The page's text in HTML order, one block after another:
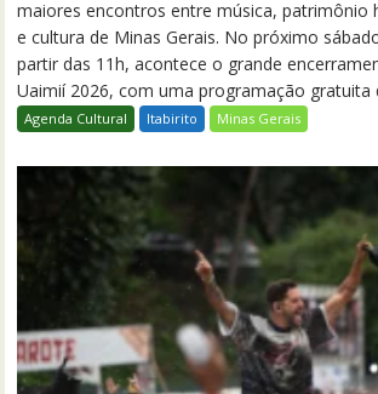
maiores encontros entre música, patrimônio
e cultura de Minas Gerais. No próximo
partir das 11h, acontece o grande
Uaimií 2026, com uma programação gratuita
Agenda Cultural Itabirito Minas Gerais